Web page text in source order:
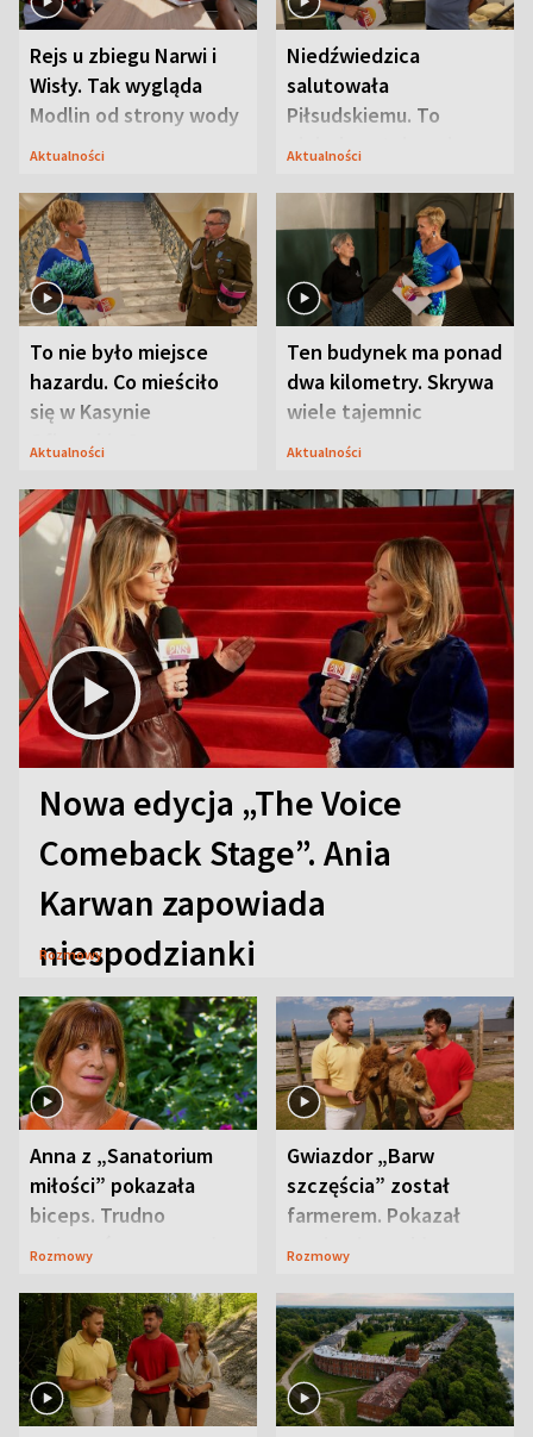
Rejs u zbiegu Narwi i
Wisły. Tak wygląda
Modlin od strony wody
Aktualności
Niedźwiedzica
salutowała
Piłsudskiemu. To
niejedyna tajemnica
Aktualności
To nie było miejsce
hazardu. Co mieściło
się w Kasynie
Oficerskim?
Aktualności
Ten budynek ma ponad
dwa kilometry. Skrywa
wiele tajemnic
Aktualności
Nowa edycja „The Voice
Comeback Stage”. Ania
Karwan zapowiada
niespodzianki
Rozmowy
Anna z „Sanatorium
miłości” pokazała
biceps. Trudno
uwierzyć, co przeszła
Rozmowy
Gwiazdor „Barw
szczęścia” został
farmerem. Pokazał
swoje niezwykłe
Rozmowy